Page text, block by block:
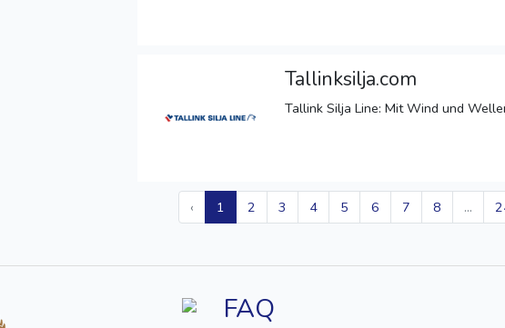
Tallinksilja.com
Tallink Silja Line: Mit Wind und
‹ 1 2 3 4 5 6 7 8 ...
FAQ